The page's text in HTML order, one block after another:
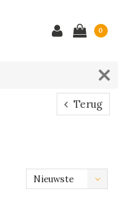
0
Terug
Nieuwste